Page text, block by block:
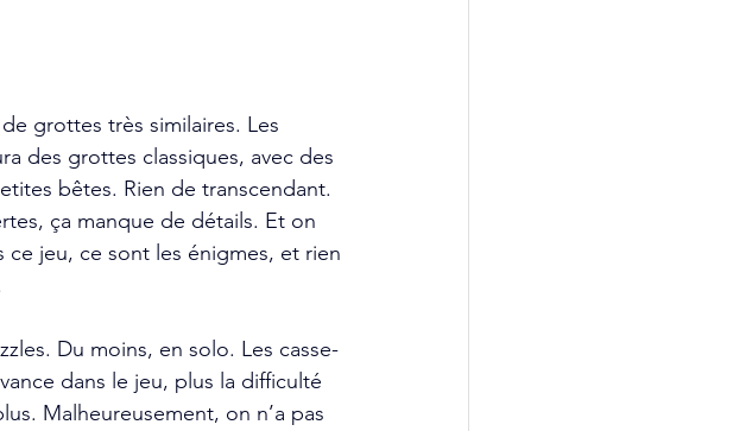
grottes très similaires. Les
des grottes classiques, avec des
bêtes. Rien de transcendant.
ça manque de détails. Et on
ce jeu, ce sont les énigmes, et rien
Du moins, en solo. Les casse-
dans le jeu, plus la difficulté
Malheureusement, on n’a pas